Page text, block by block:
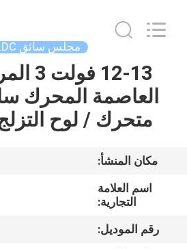
منزل
المنتجات
أشرطة
فيديو
حول
Technology
مجلس سائق BLDC
12-
العاصمة المحرك
متحرك / لوح
مكان المنشأ:
اسم العلامة
التجارية:
رقم الموديل: